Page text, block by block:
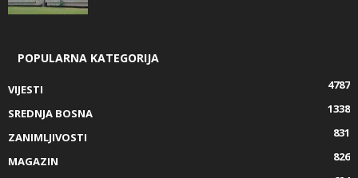
POPULARNA KATEGORIJA
VIJESTI
4787
SREDNJA BOSNA
1338
ZANIMLJIVOSTI
831
MAGAZIN
826